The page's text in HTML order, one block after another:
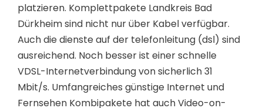
platzieren. Komplettpakete Landkreis Bad
Dürkheim sind nicht nur über Kabel verfügbar.
Auch die dienste auf der telefonleitung (dsl) sind
ausreichend. Noch besser ist einer schnelle
VDSL-Internetverbindung von sicherlich 31
Mbit/s. Umfangreiches günstige Internet und
Fernsehen Kombipakete hat auch Video-on-